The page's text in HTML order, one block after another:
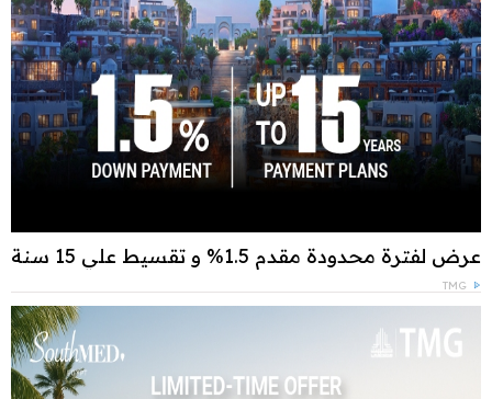
عرض لفترة محدودة مقدم 1.5% و تقسيط علي 15 سنة
TMG